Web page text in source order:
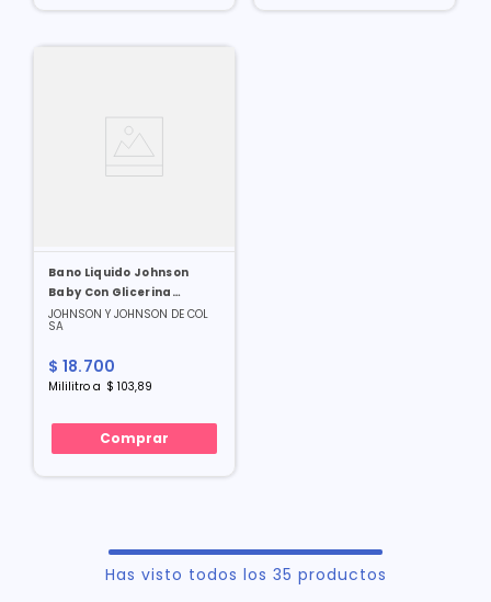
Bano Liquido Johnson
Baby Con Glicerina
Repuesto Economico X 180
Ml
JOHNSON Y JOHNSON DE COL
SA
$ 18.700
Mililitro a $ 103,89
Comprar
Has visto todos los 35 productos